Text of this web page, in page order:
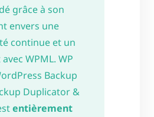
grâce à son
envers une
continue et un
WPML. WP
Backup
Duplicator &
entièrement